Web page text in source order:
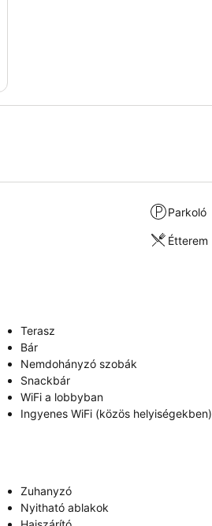
Parkoló
Étterem
Terasz
Bár
Nemdohányzó szobák
Snackbár
WiFi a lobbyban
Ingyenes WiFi (közös helyiségekben)
Zuhanyzó
Nyitható ablakok